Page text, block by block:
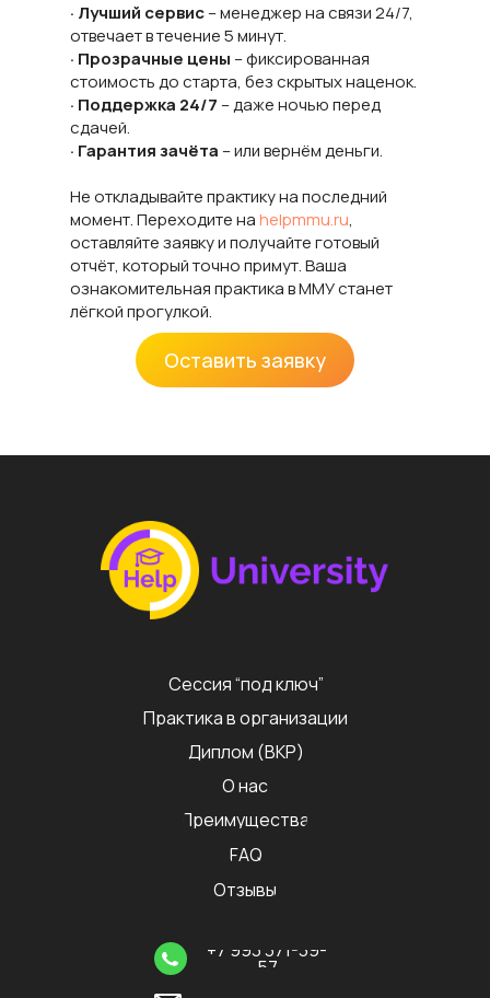
· Лучший сервис– менеджер на связи 24/7,
отвечает в течение 5 минут.
· Прозрачные цены – фиксированная
стоимость до старта, без скрытых наценок.
· Поддержка 24/7 – даже ночью перед
сдачей.
· Гарантия зачёта – или вернём деньги.
Не откладывайте практику на последний
момент. Переходите наhelpmmu.ru,
оставляйте заявку и получайте готовый
отчёт, который точно примут. Ваша
ознакомительная практика в ММУ станет
лёгкой прогулкой.
Оставить заявку
Сессия “под ключ”
Практика в организации
Диплом (ВКР)
О нас
Преимущества
FAQ
Отзывы
+7 993 371-39-
57